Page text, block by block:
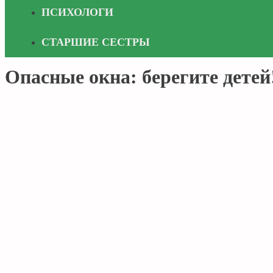
ПСИХОЛОГИ
СТАРШИЕ СЕСТРЫ
Опасные окна: берегите